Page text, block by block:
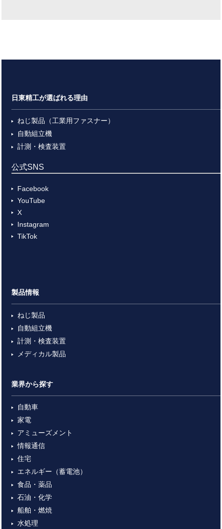
日東精工が選ばれる理由
ねじ製品（工業用ファスナー）
自動組立機
計測・検査装置
公式SNS
Facebook
YouTube
X
Instagram
TikTok
製品情報
ねじ製品
自動組立機
計測・検査装置
メディカル製品
業界から探す
自動車
家電
アミューズメント
情報通信
住宅
エネルギー（蓄電池）
食品・薬品
石油・化学
船舶・燃焼
水処理